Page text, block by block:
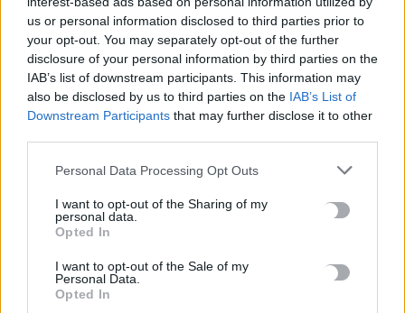
us or personal information disclosed to third parties prior to
your opt-out. You may separately opt-out of the further
disclosure of your personal information by third parties on the
IAB’s list of downstream participants. This information may
also be disclosed by us to third parties on the IAB’s List of
Downstream Participants that may further disclose it to other
Personal Data Processing Opt Outs
I want to opt-out of the Sharing of my
personal data.
Opted In
I want to opt-out of the Sale of my
Personal Data.
Opted In
6 Αυγούστου, 2026
Ηράκλειο: Απάτη με δήθεν επενδύσεις σε μετοχές – 55χρονος
έχασε 100.000 ευρώ
Δομή φιλοξενίας μεταναστών: Τι ακριβώς σημαίνει το ΦΕΚ
που δημοσιεύτηκε
6 Αυγούστου, 2026
Σητεία: Χωρίς ενεργό μέτωπο η φωτιά στο Καρύδι –
Σταμάτησαν τα εναέρια μέσα